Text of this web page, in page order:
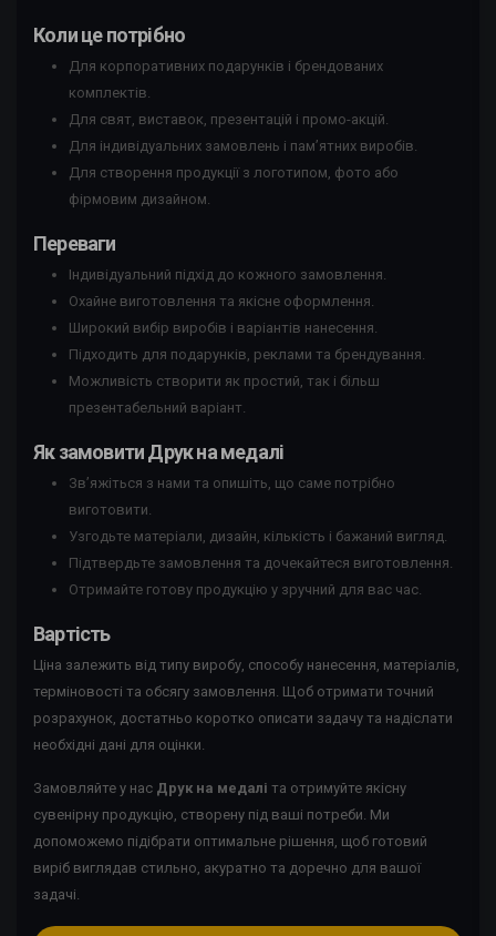
Коли це потрібно
Для корпоративних подарунків і брендованих
комплектів.
Для свят, виставок, презентацій і промо-акцій.
Для індивідуальних замовлень і пам’ятних виробів.
Для створення продукції з логотипом, фото або
фірмовим дизайном.
Переваги
Індивідуальний підхід до кожного замовлення.
Охайне виготовлення та якісне оформлення.
Широкий вибір виробів і варіантів нанесення.
Підходить для подарунків, реклами та брендування.
Можливість створити як простий, так і більш
презентабельний варіант.
Як замовити Друк на медалі
Зв’яжіться з нами та опишіть, що саме потрібно
виготовити.
Узгодьте матеріали, дизайн, кількість і бажаний вигляд.
Підтвердьте замовлення та дочекайтеся виготовлення.
Отримайте готову продукцію у зручний для вас час.
Вартість
Ціна залежить від типу виробу, способу нанесення, матеріалів,
терміновості та обсягу замовлення. Щоб отримати точний
розрахунок, достатньо коротко описати задачу та надіслати
необхідні дані для оцінки.
Замовляйте у нас Друк на медалі та отримуйте якісну
сувенірну продукцію, створену під ваші потреби. Ми
допоможемо підібрати оптимальне рішення, щоб готовий
виріб виглядав стильно, акуратно та доречно для вашої
задачі.